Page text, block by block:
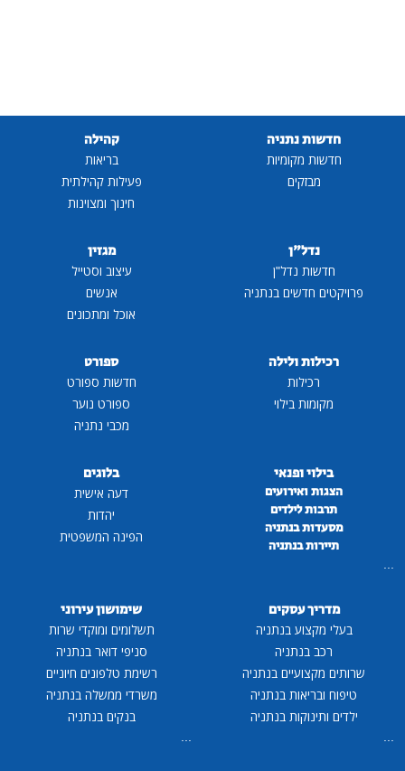
חדשות נתניה
חדשות מקומיות
מבזקים
קהילה
בריאות
פעילות קהילתית
חינוך ומצוינות
נדל"ן
חדשות נדל"ן
פרויקטים חדשים בנתניה
מגזין
עיצוב וסטייל
אנשים
אוכל ומתכונים
רכילות ולילה
רכילות
מקומות בילוי
ספורט
חדשות ספורט
ספורט נוער
מכבי נתניה
בילוי ופנאי
הצגות ואירועים
תרבות לילדים
מסעדות בנתניה
תיירות בנתניה
...
בלוגים
דעה אישית
יהדות
הפינה המשפטית
מדריך עסקים
בעלי מקצוע בנתניה
רכב בנתניה
שרותים מקצועיים בנתניה
טיפוח ובריאות בנתניה
ילדים ותינוקות בנתניה
...
שימושון עירוני
תשלומים ומוקדי שרות
סניפי דואר בנתניה
רשימת טלפונים חיוניים
משרדי ממשלה בנתניה
בנקים בנתניה
...